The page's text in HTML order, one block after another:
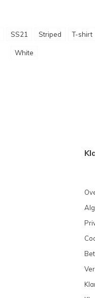
SS21 Striped T-shirt
White